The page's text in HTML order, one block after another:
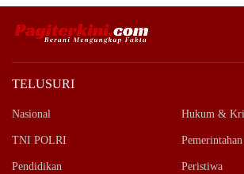
TELUSURI
Nasional Hukum &
TNI POLRI Pemerintahan
Pendidikan Peristiwa